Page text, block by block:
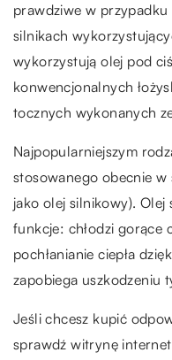
prawdziwe w
silnikach
wykorzystują olej pod
konwencjonalnych
tocznych wykonanych
Najpopularniejszym
stosowanego obecnie
jako olej silnikowy). Olej
funkcje: chłodzi gorące
pochłanianie ciepła
zapobiega uszkodzeniu
Jeśli chcesz kupić
sprawdź witrynę